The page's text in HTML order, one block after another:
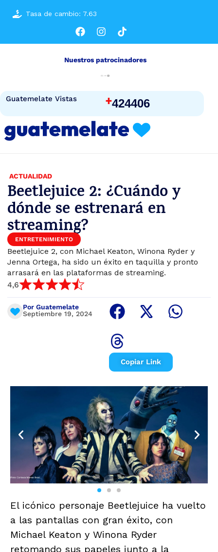
Tasa de cambio: 7.63
Guatemelate Vistas +424406
Nuestros patrocinadores
ACTUALIDAD
Beetlejuice 2: ¿Cuándo y
dónde se estrenará en
streaming?
ENTRETENIMIENTO
Beetlejuice 2, con Michael Keaton, Winona Ryder y
Jenna Ortega, ha sido un éxito en taquilla y pronto
arrasará en las plataformas de streaming.
4,6
Por Guatemelate
Septiembre 19, 2024
Copiar Link
El icónico personaje Beetlejuice ha vuelto
a las pantallas con gran éxito, con
Michael Keaton y Winona Ryder
retomando sus papeles junto a la